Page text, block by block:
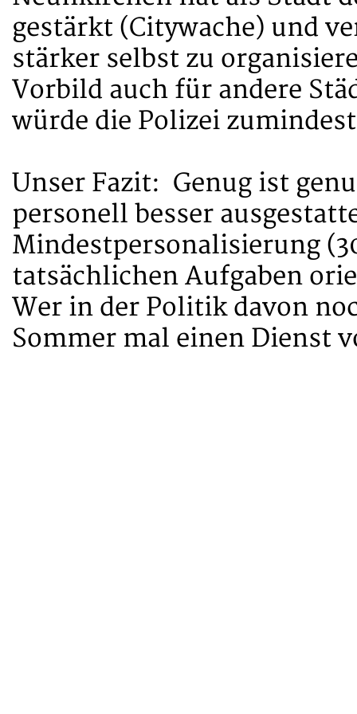
gestärkt (Citywache) und
stärker selbst zu
Vorbild auch für andere
würde die Polizei
Unser Fazit: Genug ist
personell besser
Mindestpersonalisierung
tatsächlichen Aufgaben
Wer in der Politik davon
Sommer mal einen Dienst